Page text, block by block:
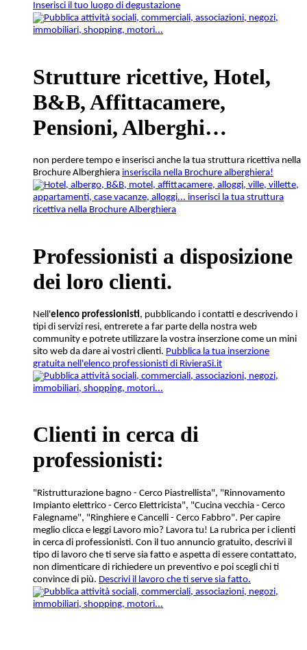
Inserisci il tuo luogo di degustazione
Strutture ricettive, Hotel,
B&B, Affittacamere,
Pensioni, Alberghi…
non perdere tempo e inserisci anche la tua struttura ricettiva nella
Brochure Alberghiera inseriscila nella Brochure alberghiera!
Professionisti a disposizione
dei loro clienti.
Nell'elenco professionisti, pubblicando i contatti e descrivendo i
tipi di servizi resi, entrerete a far parte della nostra web
community e potrete utilizzare la vostra inserzione come un mini
sito web da dare ai vostri clienti. Pubblica la tua inserzione
gratuita nell'elenco professionisti di RivieraSi.it
Clienti in cerca di
professionisti:
"Ristrutturazione bagno - Cerco Piastrellista", "Rinnovamento
Impianto elettrico - Cerco Elettricista", "Cucina vecchia - Cerco
Falegname", "Ringhiere e Cancelli - Cerco Fabbro". Per capire
meglio clicca e leggi Lavoro mio? Lavora tu! La rubrica per i clienti
in cerca di professionisti. Con il tuo annuncio gratuito, descrivi il
tipo di lavoro che ti serve sia fatto e aspetta di essere contattato,
non dimenticare di richiedere un preventivo e poi scegli chi ti
convince di più. Descrivi il lavoro che ti serve sia fatto.